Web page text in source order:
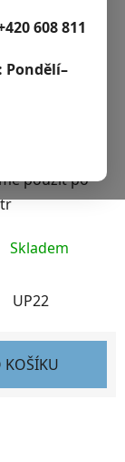
608 811
Pondělí–
použít po
Skladem
UP22
KOŠÍKU